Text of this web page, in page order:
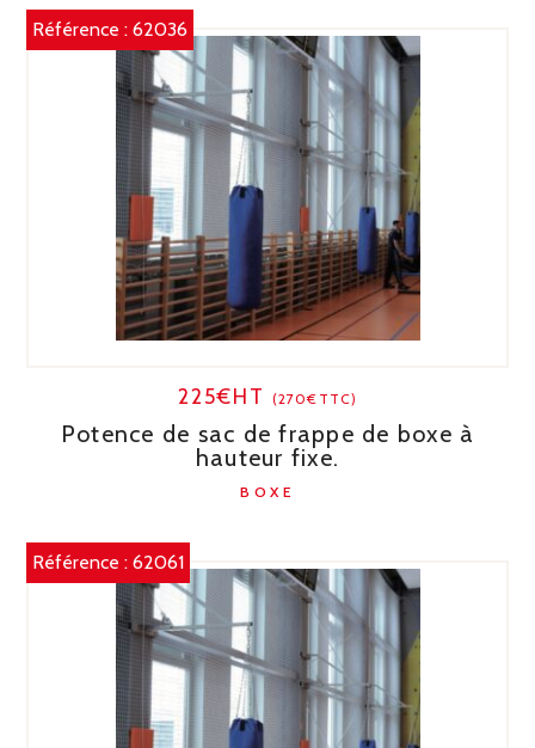
Référence :62036
225€HT (270€TTC)
Potence de sac de frappe de boxe à
hauteur fixe.
BOXE
Référence :62061